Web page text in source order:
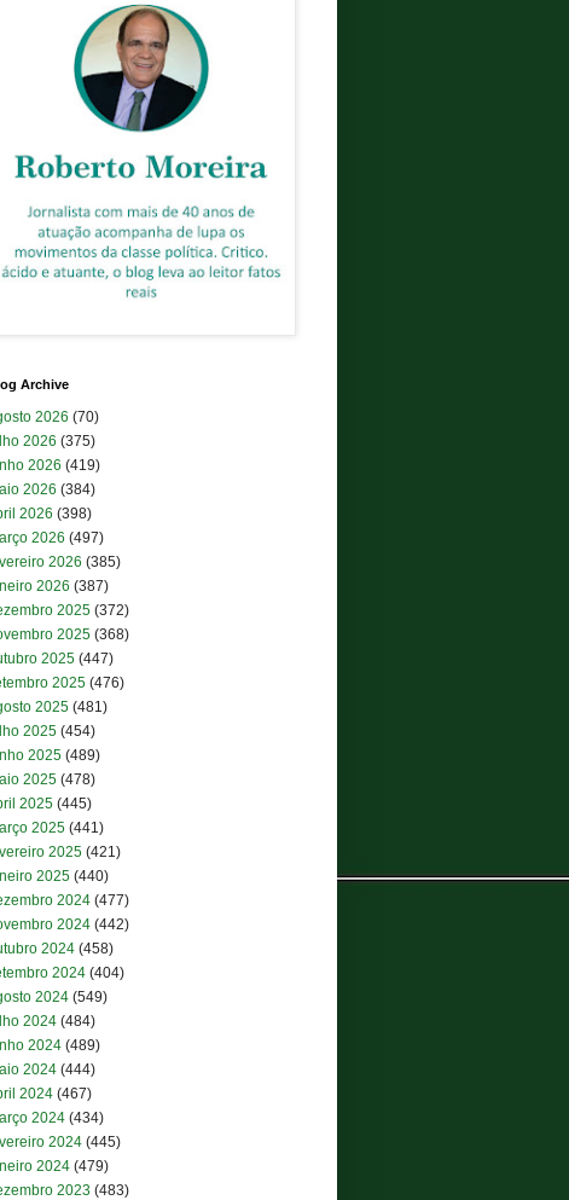
Archive
2026 (70)
2026 (375)
2026 (419)
2026 (384)
2026 (398)
2026 (497)
2026 (385)
2026 (387)
2025 (372)
2025 (368)
2025 (447)
2025 (476)
2025 (481)
2025 (454)
2025 (489)
2025 (478)
2025 (445)
2025 (441)
2025 (421)
2025 (440)
2024 (477)
2024 (442)
2024 (458)
2024 (404)
2024 (549)
2024 (484)
2024 (489)
2024 (444)
2024 (467)
2024 (434)
2024 (445)
2024 (479)
2023 (483)